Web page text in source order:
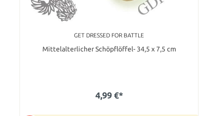
GET DRESSED FOR BATTLE
Mittelalterlicher Schöpflöffel- 34,5 x 7,5 cm
4,99 €*